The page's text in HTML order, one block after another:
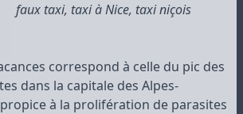
faux taxi, taxi à Nice, taxi niçois
correspond à celle du pic des
dans la capitale des Alpes-
à la prolifération de parasites